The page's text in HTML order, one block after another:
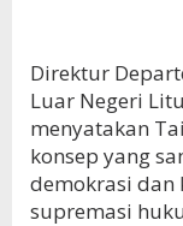
Direktur
Luar Negeri
menyatakan
konsep yang
demokrasi dan
supremasi